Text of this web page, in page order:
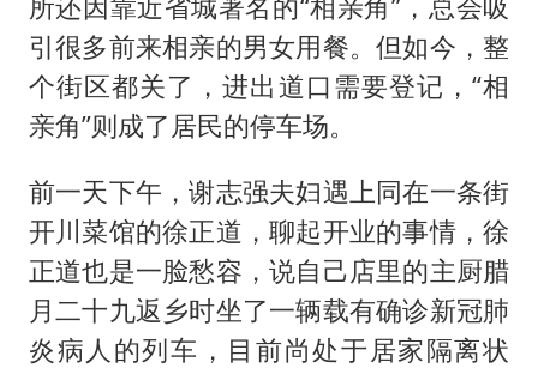
所还因靠近省城著名的“相亲角”，总会吸
引很多前来相亲的男女用餐。但如今，整
个街区都关了，进出道口需要登记，“相
亲角”则成了居民的停车场。
前一天下午，谢志强夫妇遇上同在一条街
开川菜馆的徐正道，聊起开业的事情，徐
正道也是一脸愁容，说自己店里的主厨腊
月二十九返乡时坐了一辆载有确诊新冠肺
炎病人的列车，目前尚处于居家隔离状